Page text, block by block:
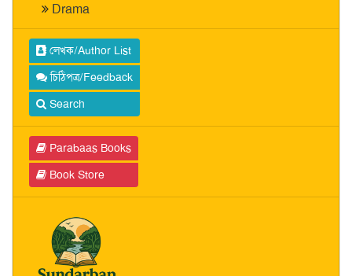
Drama
লেখক/Author List
চিঠিপত্র/Feedback
Search
Parabaas Books
Book Store